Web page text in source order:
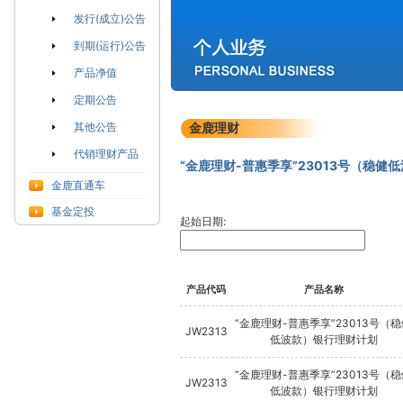
发行(成立)公告
到期(运行)公告
产品净值
定期公告
其他公告
代销理财产品
金鹿直通车
基金定投
金鹿理财
“金鹿理财-普惠季享”23013号（稳健
起始日期:
产品代码 产品名称
JW2313
“金鹿理财-普惠季享”23013号（
低波款）银行理财计划
JW2313
“金鹿理财-普惠季享”23013号（
低波款）银行理财计划